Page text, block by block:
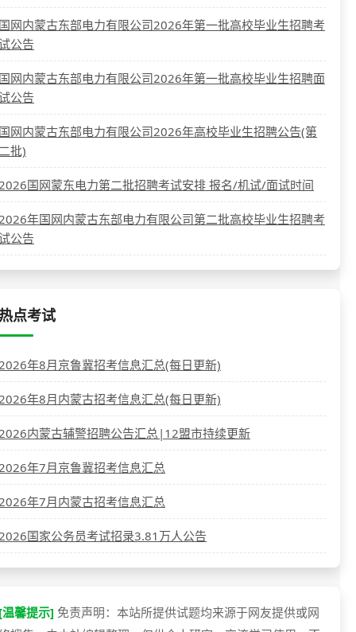
网内蒙古东部电力有限公司2026年第一批高校毕业生招聘考
公告
网内蒙古东部电力有限公司2026年第一批高校毕业生招聘面
公告
网内蒙古东部电力有限公司2026年高校毕业生招聘公告(第
批)
国网蒙东电力第二批招聘考试安排 报名/机试/面试时间
年国网内蒙古东部电力有限公司第二批高校毕业生招聘考
公告
点考试
年8月京鲁冀招考信息汇总(每日更新)
年8月内蒙古招考信息汇总(每日更新)
内蒙古辅警招聘公告汇总|12盟市持续更新
年7月京鲁冀招考信息汇总
年7月内蒙古招考信息汇总
国家公务员考试招录3.81万人公告
馨提示] 免责声明：本站所提供试题均来源于网友提供或网